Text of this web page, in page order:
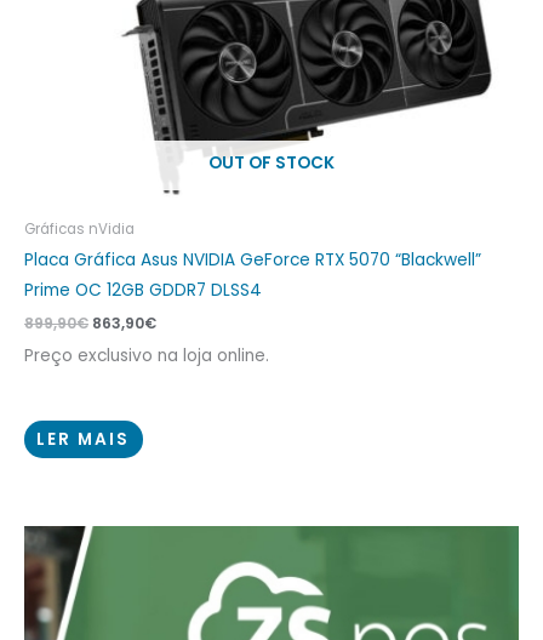
OUT OF STOCK
Gráficas nVidia
Placa Gráfica Asus NVIDIA GeForce RTX 5070 “Blackwell”
Prime OC 12GB GDDR7 DLSS4
899,90€ 863,90€
Preço exclusivo na loja online.
LER MAIS